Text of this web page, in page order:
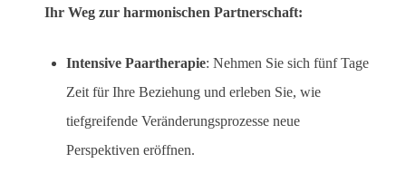
Ihr Weg zur harmonischen Partnerschaft:
Intensive Paartherapie: Nehmen Sie sich fünf Tage
Zeit für Ihre Beziehung und erleben Sie, wie
tiefgreifende Veränderungsprozesse neue
Perspektiven eröffnen.